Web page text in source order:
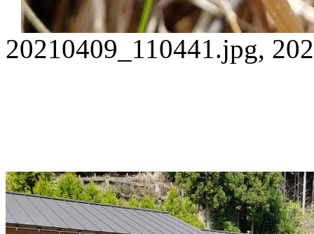
20210409_110441.jpg,